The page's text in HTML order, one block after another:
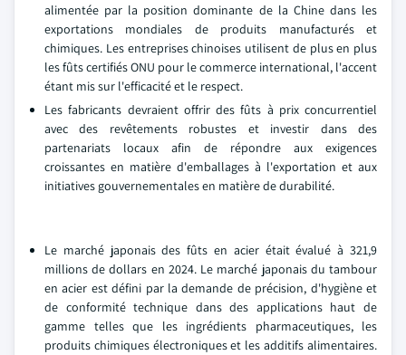
alimentée par la position dominante de la Chine dans les
exportations mondiales de produits manufacturés et
chimiques. Les entreprises chinoises utilisent de plus en plus
les fûts certifiés ONU pour le commerce international, l'accent
étant mis sur l'efficacité et le respect.
Les fabricants devraient offrir des fûts à prix concurrentiel
avec des revêtements robustes et investir dans des
partenariats locaux afin de répondre aux exigences
croissantes en matière d'emballages à l'exportation et aux
initiatives gouvernementales en matière de durabilité.
Le marché japonais des fûts en acier était évalué à 321,9
millions de dollars en 2024. Le marché japonais du tambour
en acier est défini par la demande de précision, d'hygiène et
de conformité technique dans des applications haut de
gamme telles que les ingrédients pharmaceutiques, les
produits chimiques électroniques et les additifs alimentaires.